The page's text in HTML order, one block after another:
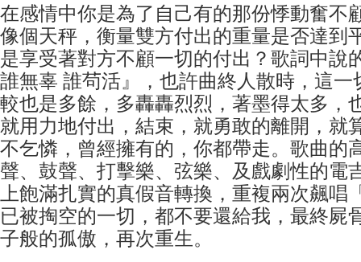
在感情中你是為了自己有的那份悸動奮不
像個天秤，衡量雙方付出的重量是否達到
是享受著對方不顧一切的付出？歌詞中說
誰無辜 誰茍活』，也許曲終人散時，這一
較也是多餘，多轟轟烈烈，著墨得太多，
就用力地付出，結束，就勇敢的離開，就
不乞憐，曾經擁有的，你都帶走。歌曲的
聲、鼓聲、打擊樂、弦樂、及戲劇性的電
上飽滿扎實的真假音轉換，重複兩次飆唱
已被掏空的一切，都不要還給我，最終屍
子般的孤傲，再次重生。